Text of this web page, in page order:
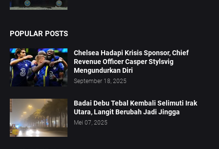
POPULAR POSTS
Chelsea Hadapi Krisis Sponsor, Chief
Revenue Officer Casper Stylsvig
Mengundurkan Diri
September 18, 2025
Badai Debu Tebal Kembali Selimuti Irak
Utara, Langit Berubah Jadi Jingga
Mei 07, 2025